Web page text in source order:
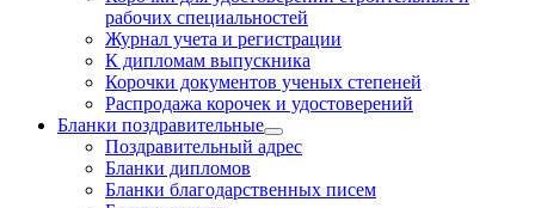
рабочих специальностей
Журнал учета и регистрации
К дипломам выпускника
Корочки документов ученых степеней
Распродажа корочек и удостоверений
Бланки поздравительные
Поздравительный адрес
Бланки дипломов
Бланки благодарственных писем